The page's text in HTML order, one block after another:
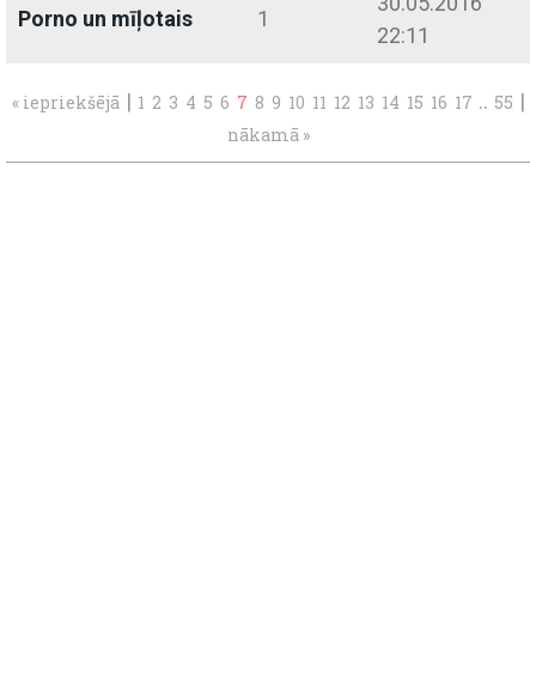
Porno un mīļotais 1
22:11
« iepriekšējā | 1 2 3 4 5 6 7 8 9 10 11 12 13 14 15 16 17 .. 55 |
nākamā »